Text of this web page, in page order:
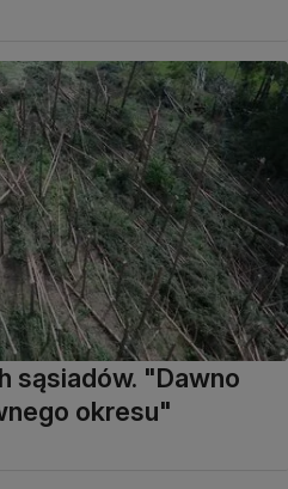
sąsiadów. "Dawno
okresu"